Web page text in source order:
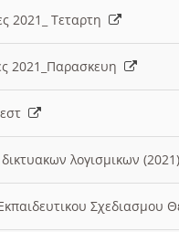
2021_ Τεταρτη
2021_Παρασκευη
λογισμικων
Σχεδιασμου